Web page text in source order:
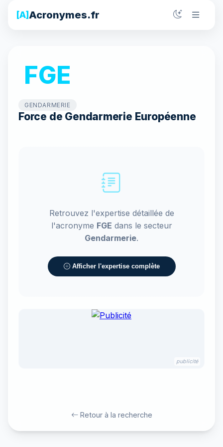
[A]Acronymes.fr
FGE
GENDARMERIE
Force de Gendarmerie Européenne
Retrouvez l'expertise détaillée de
l'acronyme FGE dans le secteur
Gendarmerie.
Afficher l'expertise complète
publicité
Retour à la recherche